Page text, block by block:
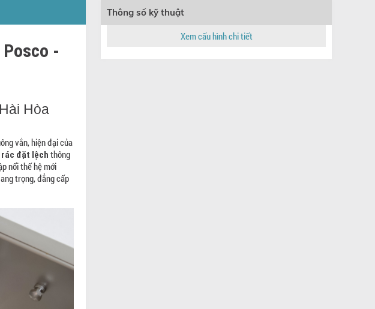
CHẬU ĐÁ GRANSTONE
HAFELE MÀU XÁM HS19
-
Hòa
vắn, hiện đại của
đặt lệch thông
nổi thế hệ mới
trọng, đẳng cấp
Thông số kỹ thuật
Xem cấu hình chi tiết